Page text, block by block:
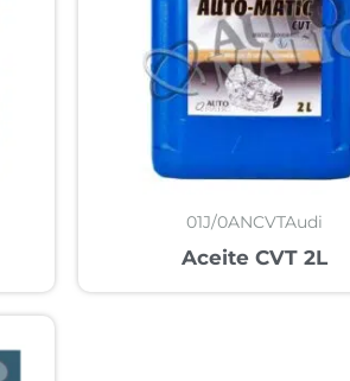
01J/0ANCVTAudi
Aceite CVT 2L